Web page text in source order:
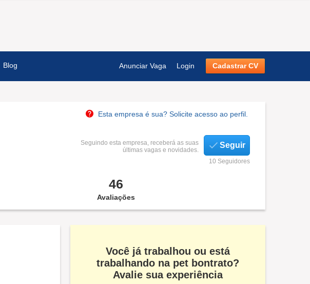
Blog Anunciar Vaga Login Cadastrar CV
Esta empresa é sua? Solicite acesso ao perfil.
Seguindo esta empresa, receberá as suas
últimas vagas e novidades.
Seguir
10 Seguidores
46
Avaliações
Você já trabalhou ou está
trabalhando na pet bontrato?
Avalie sua experiência